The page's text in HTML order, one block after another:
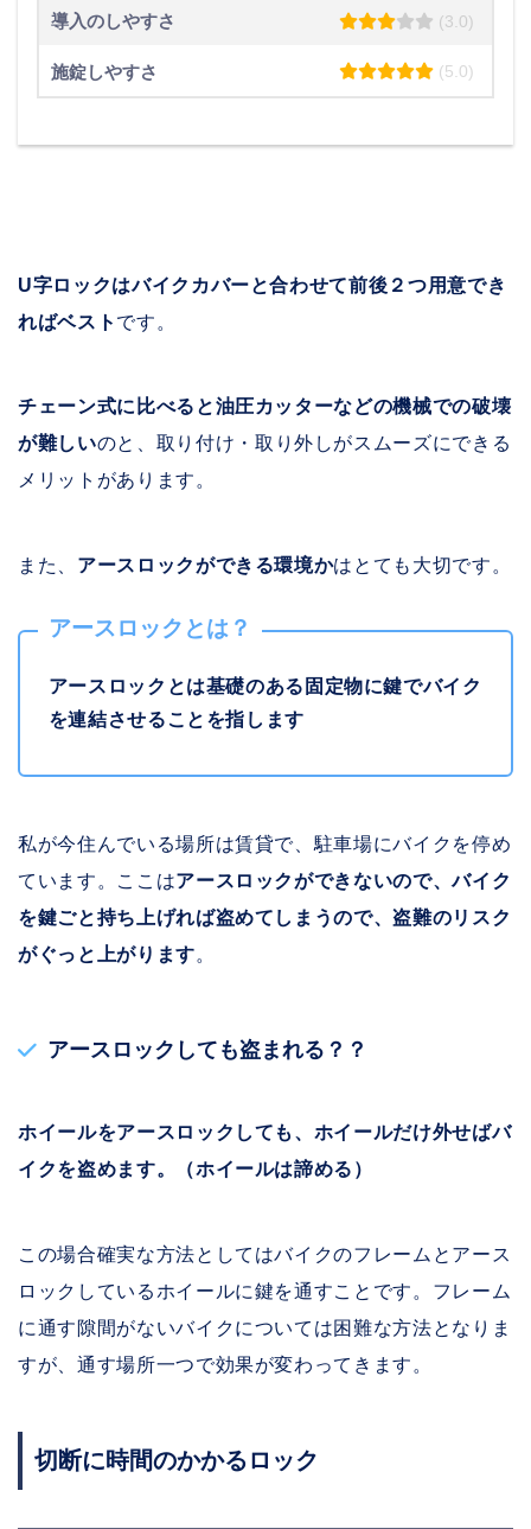
導入のしやすさ (3.0)
施錠しやすさ (5.0)
U字ロックはバイクカバーと合わせて前後２つ用意でき
ればベスト です。
チェーン式に比べると油圧カッターなどの機械での破壊
が難しいのと、取り付け・取り外しがスムーズにできる
メリットがあります。
また、 アースロックができる環境かはとても大切です。
アースロックとは？
アースロックとは基礎のある固定物に鍵でバイク
を連結させることを指します
私が今住んでいる場所は賃貸で、駐車場にバイクを停め
ています。ここはアースロックができないので、バイク
を鍵ごと持ち上げれば盗めてしまうので、盗難のリスク
がぐっと上がります
アースロックしても盗まれる？？
ホイールをアースロックしても、ホイールだけ外せばバ
イクを盗めます。（ホイールは諦める）
この場合確実な方法としてはバイクのフレームとアース
ロックしているホイールに鍵を通すことです。フレーム
に通す隙間がないバイクについては困難な方法となりま
すが、通す場所一つで効果が変わってきます。
切断に時間のかかるロック